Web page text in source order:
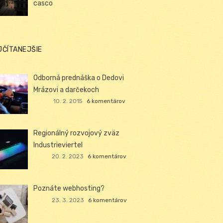
casco
Odborná prednáška o Dedovi
Mrázovi a darčekoch
10. 2. 2015 6 komentárov
Regionálný rozvojový zväz
Industrieviertel
20. 2. 2023 6 komentárov
Poznáte webhosting?
23. 3. 2023 6 komentárov